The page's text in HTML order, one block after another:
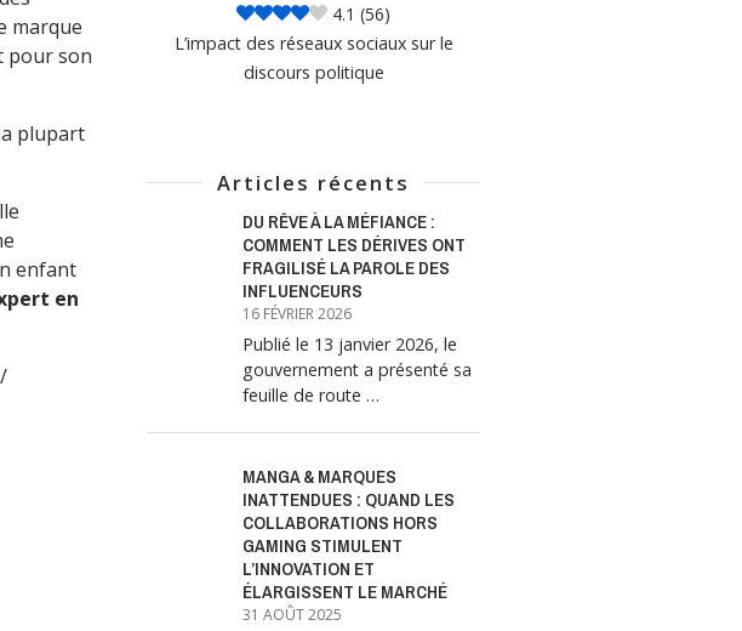
marque
pour son
plupart
enfant
en
4.1 (56)
L’impact des réseaux sociaux sur le
discours politique
Articles récents
DU RÊVE À LA MÉFIANCE :
COMMENT LES DÉRIVES ONT
FRAGILISÉ LA PAROLE DES
INFLUENCEURS
16 FÉVRIER 2026
Publié le 13 janvier 2026, le
gouvernement a présenté sa
feuille de route …
MANGA & MARQUES
INATTENDUES : QUAND LES
COLLABORATIONS HORS
GAMING STIMULENT
L’INNOVATION ET
ÉLARGISSENT LE MARCHÉ
31 AOÛT 2025